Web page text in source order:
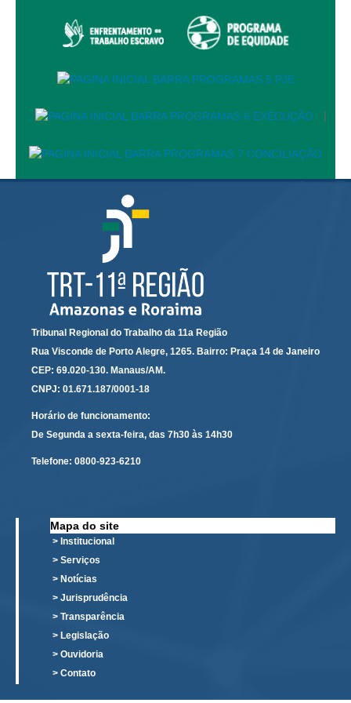
Governança
Governança de TI
Rede de Governança Colaborativa
Laboratório de Inovação
Assessoria de Governança de Gestão de Pessoas
Sites Institucionais
Biblioteca
Centro de Memória
Educação a distância
Responsabilidade Socioambiental
Comissão Permanente de Acessibilidade e Inclusão
Escola Judicial
Programa Trabalho Seguro
Coordenadoria de Saúde
Serviços
Ação Trabalhista (Atermação)
Atermação On-line - Interior de Roraima
Atermação On-line - Interior do Amazonas
Agendamento de Reclamação Verbal
Glossário
Consulta de Pautas
|
Tribunal Regional do Trabalho da 11a Região
Rua Visconde de Porto Alegre, 1265. Bairro: Praça 14 de Janeiro
CEP: 69.020-130. Manaus/AM.
CNPJ: 01.671.187/0001-18
Horário de funcionamento:
De Segunda a sexta-feira, das 7h30 às 14h30
Telefone: 0800-923-6210
Mapa do site
> Institucional
> Serviços
> Notícias
> Jurisprudência
> Transparência
> Legislação
> Ouvidoria
> Contato